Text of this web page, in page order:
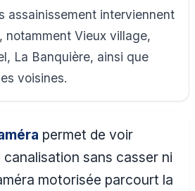
assainissement interviennent
notamment Vieux village,
La Banquière, ainsi que
voisines.
permet de voir
sans casser ni
motorisée parcourt la